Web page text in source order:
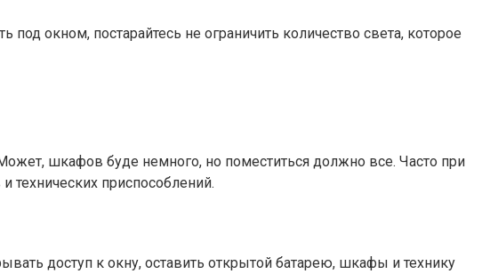
окном, постарайтесь не ограничить количество света, которое
шкафов буде немного, но поместиться должно все. Часто при
технических приспособлений.
доступ к окну, оставить открытой батарею, шкафы и технику